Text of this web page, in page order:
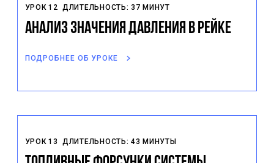
УРОК 12 ДЛИТЕЛЬНОСТЬ: 37 МИНУТ
Анализ значения давления в рейке
ПОДРОБНЕЕ ОБ УРОКЕ
УРОК 13 ДЛИТЕЛЬНОСТЬ: 43 МИНУТЫ